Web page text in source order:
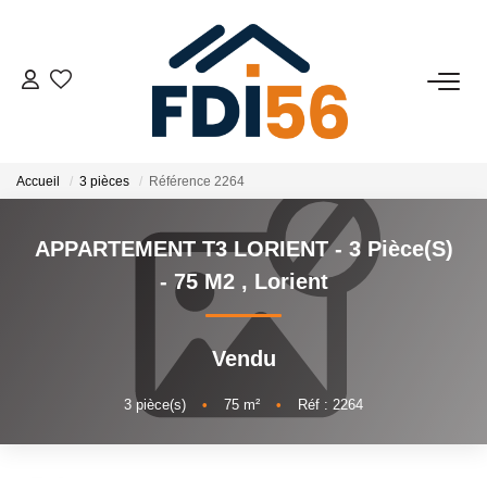
02 97 81 41 39
VENTES
Tous Nos Biens
Prestiges
Investisseurs
ESTIMATION
Accueil 3 pièces Référence 2264
APPARTEMENT T3 LORIENT - 3 Pièce(s)
- 75 M2 , Lorient
Vendu
3 pièce(s) • 75 m² • Réf : 2264